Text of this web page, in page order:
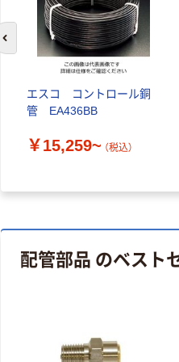
エスコ コントロール銅
管 EA436BB
￥15,259~ （税込）
前のスライドへ
配管部品 のベスト
乾電池 単3
形 アルカリ乾
電池 北欧パッ
ケージ アスク
ルオリジナル
￥140~ （税込）
本気プライス
パー ボックス
証
￥328~ （税込）
オリジナル
コピー用紙 マ
ルチペーパー
本気プライス